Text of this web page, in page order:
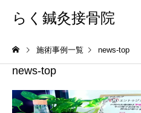
らく鍼灸接骨院
施術事例一覧 news-top
news-top